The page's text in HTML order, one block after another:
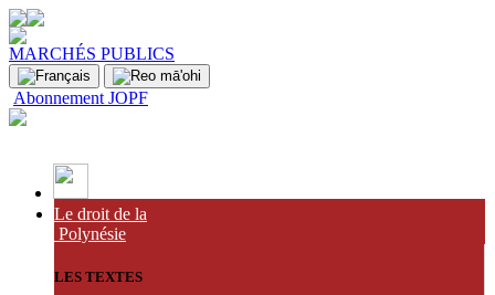
MARCHÉS PUBLICS
Abonnement JOPF
Le droit de la
Polynésie
LES TEXTES